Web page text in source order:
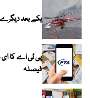
یکے بعد دیگرے 2 ہیلی کاپٹر گر کر تباہ؛ متعدد
پی ٹی اے کا ای
فیصلہ